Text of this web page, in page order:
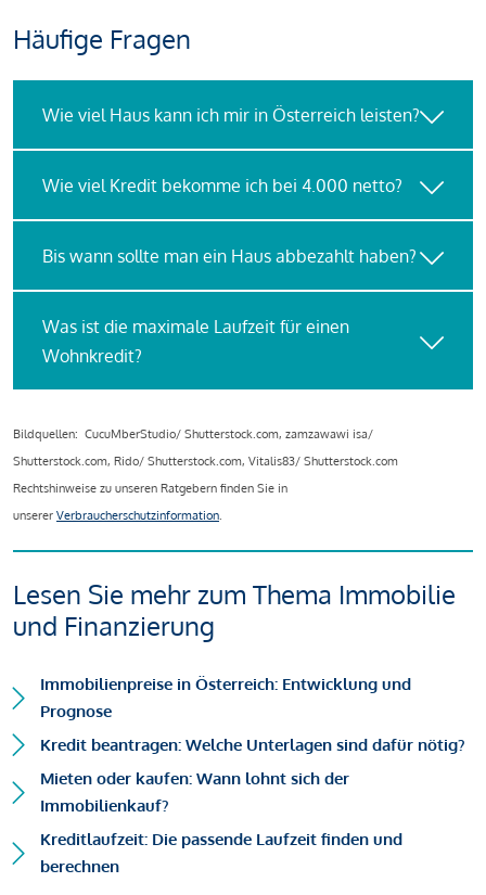
Häufige Fragen
Wie viel Haus kann ich mir in Österreich leisten?
Wie viel Kredit bekomme ich bei 4.000 netto?
Bis wann sollte man ein Haus abbezahlt haben?
Was ist die maximale Laufzeit für einen
Wohnkredit?
Bildquellen: CucuMberStudio/ Shutterstock.com, zamzawawi isa/
Shutterstock.com, Rido/ Shutterstock.com, Vitalis83/ Shutterstock.com
Rechtshinweise zu unseren Ratgebern finden Sie in
unserer Verbraucherschutzinformation.
Lesen Sie mehr zum Thema Immobilie
und Finanzierung
Immobilienpreise in Österreich: Entwicklung und
Prognose
Kredit beantragen: Welche Unterlagen sind dafür nötig?
Mieten oder kaufen: Wann lohnt sich der
Immobilienkauf?
Kreditlaufzeit: Die passende Laufzeit finden und
berechnen